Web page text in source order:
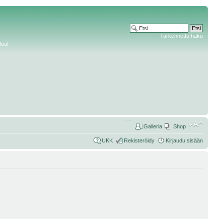
Tarkennettu haku
Shop
Galleria
UKK Rekisteröidy Kirjaudu sisään